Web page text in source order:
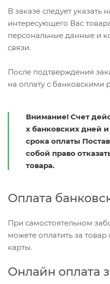
В заказе следует указать
интересующего Вас
персональные данные и
связи.
После подтверждения
на оплату с банковскими
Внимание! Счет
х банковских дней
срока оплаты
собой право
товара.
Оплата
При самостоятельном
можете оплатить за
карты.
Онлайн оплата